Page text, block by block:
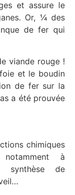
et assure le
Or, ¼ des
de fer qui
viande rouge !
et le boudin
de fer sur la
a été prouvée
chimiques
à
de